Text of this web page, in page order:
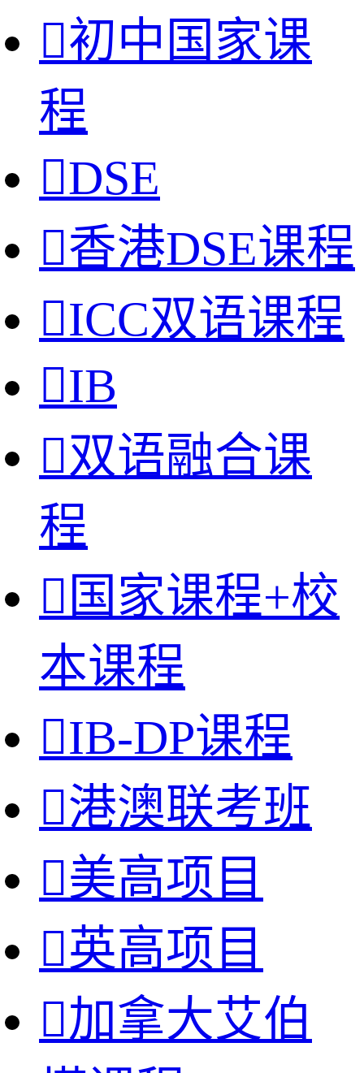
初中国家课
程
DSE
香港DSE课程
ICC双语课程
IB
双语融合课
程
 国家课程+校
本课程
IB-DP课程
港澳联考班
美高项目
英高项目
加拿大艾伯